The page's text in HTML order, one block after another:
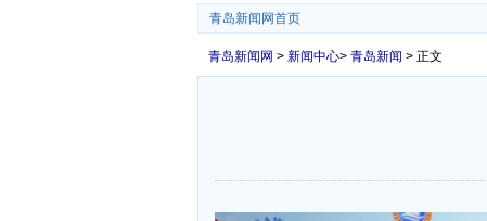
青岛新闻网首页
青岛新闻网 > 新闻中心> 青岛新闻 > 正文